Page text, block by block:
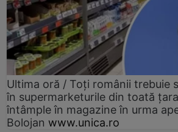
Ultima oră / Toți românii trebuie
în supermarketurile din toată
întâmple în magazine în urma
Bolojan www.unica.ro